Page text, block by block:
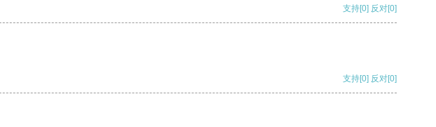
支持[0] 反对[0]
支持[0] 反对[0]